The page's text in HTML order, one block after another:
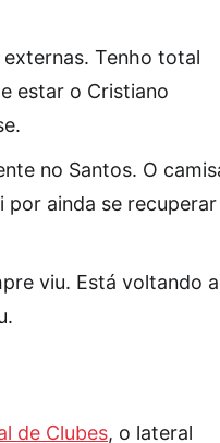
Tenho total
estar o Cristiano
no Santos. O
por ainda se recuperar
viu. Está voltando
de Clubes, o lateral